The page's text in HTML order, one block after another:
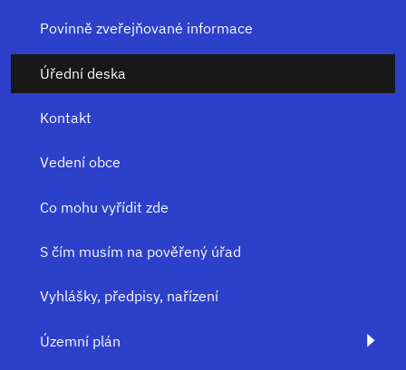
Povinně zveřejňované informace
Úřední deska
Kontakt
Vedení obce
Co mohu vyřídit zde
S čím musím na pověřený úřad
Vyhlášky, předpisy, nařízení
Územní plán